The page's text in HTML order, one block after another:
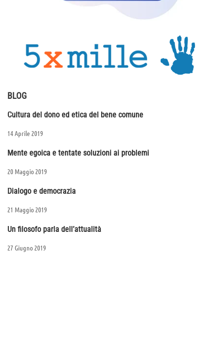
BLOG
Cultura del dono ed etica del bene comune
14 Aprile 2019
Mente egoica e tentate soluzioni ai problemi
20 Maggio 2019
Dialogo e democrazia
21 Maggio 2019
Un filosofo parla dell’attualità
27 Giugno 2019